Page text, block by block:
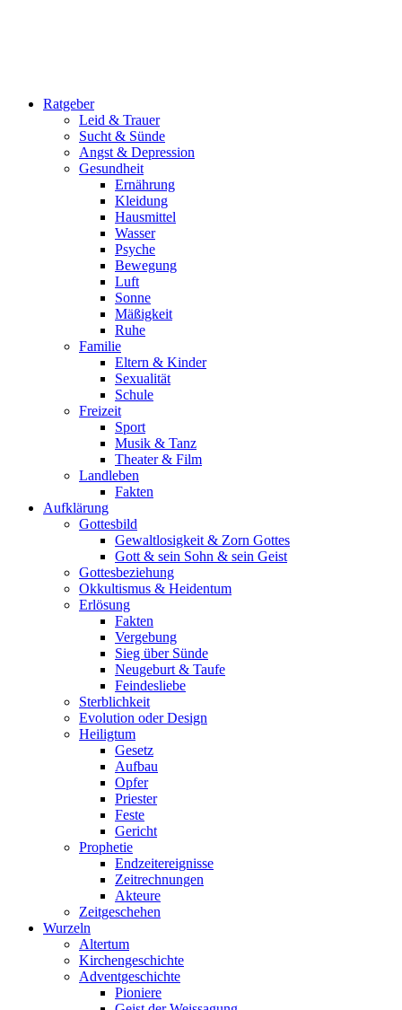
Ratgeber
Leid & Trauer
Sucht & Sünde
Angst & Depression
Gesundheit
Ernährung
Kleidung
Hausmittel
Wasser
Psyche
Bewegung
Luft
Sonne
Mäßigkeit
Ruhe
Familie
Eltern & Kinder
Sexualität
Schule
Freizeit
Sport
Musik & Tanz
Theater & Film
Landleben
Fakten
Aufklärung
Gottesbild
Gewaltlosigkeit & Zorn Gottes
Gott & sein Sohn & sein Geist
Gottesbeziehung
Okkultismus & Heidentum
Erlösung
Fakten
Vergebung
Sieg über Sünde
Neugeburt & Taufe
Feindesliebe
Sterblichkeit
Evolution oder Design
Heiligtum
Gesetz
Aufbau
Opfer
Priester
Feste
Gericht
Prophetie
Endzeitereignisse
Zeitrechnungen
Akteure
Zeitgeschehen
Wurzeln
Altertum
Kirchengeschichte
Adventgeschichte
Pioniere